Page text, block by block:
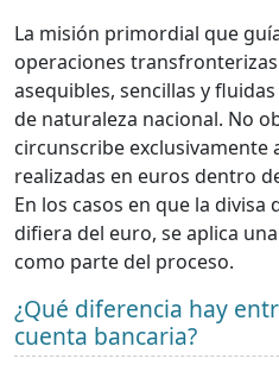
La misión primordial que
operaciones
asequibles, sencillas y
de naturaleza nacional. No
circunscribe exclusivamente
realizadas en euros dentro
En los casos en que la divisa
difiera del euro, se aplica
como parte del proceso.
¿Qué diferencia hay
cuenta bancaria?